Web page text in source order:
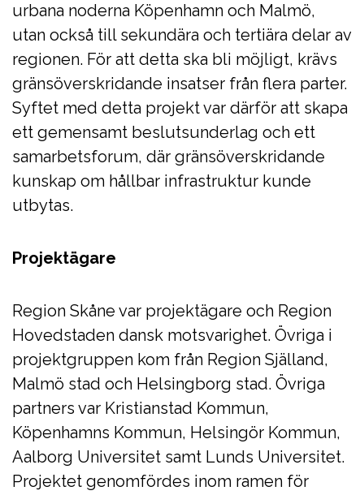
urbana noderna Köpenhamn och Malmö,
utan också till sekundära och tertiära delar av
regionen. För att detta ska bli möjligt, krävs
gränsöverskridande insatser från flera parter.
Syftet med detta projekt var därför att skapa
ett gemensamt beslutsunderlag och ett
samarbetsforum, där gränsöverskridande
kunskap om hållbar infrastruktur kunde
utbytas.
Projektägare
Region Skåne var projektägare och Region
Hovedstaden dansk motsvarighet. Övriga i
projektgruppen kom från Region Själland,
Malmö stad och Helsingborg stad. Övriga
partners var Kristianstad Kommun,
Köpenhamns Kommun, Helsingör Kommun,
Aalborg Universitet samt Lunds Universitet.
Projektet genomfördes inom ramen för